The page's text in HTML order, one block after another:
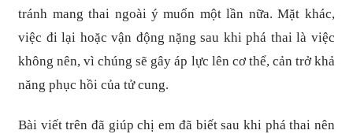
tránh mang thai ngoài ý muốn một lần nữa. Mặt khác,
việc đi lại hoặc vận động nặng sau khi phá thai là việc
không nên, vì chúng sẽ gây áp lực lên cơ thể, cản trở khả
năng phục hồi của tử cung.
Bài viết trên đã giúp chị em đã biết sau khi phá thai nên